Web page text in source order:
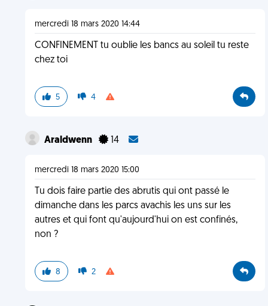
mercredi 18 mars 2020 14:44
CONFINEMENT tu oublie les bancs au soleil tu reste
chez toi
5 4
Araldwenn 14
mercredi 18 mars 2020 15:00
Tu dois faire partie des abrutis qui ont passé le
dimanche dans les parcs avachis les uns sur les
autres et qui font qu'aujourd'hui on est confinés,
non ?
8 2